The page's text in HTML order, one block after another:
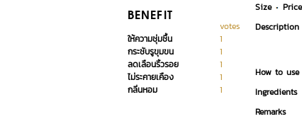
BENEFIT
votes
ให้ความชุ่มชื้น
1
กระชับรูขุมขน
1
ลดเลือนริ้วรอย
1
ไม่ระคายเคือง
1
กลิ่นหอม
1
Size Price
Description
How to use
Ingredients
Remarks